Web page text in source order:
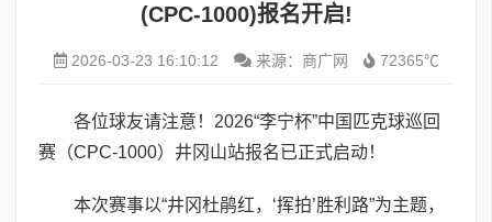
(CPC-1000)报名开启!
2026-03-23 16:10:12 来源：商广网 72365℃
各位球友请注意！2026“李宁杯”中国匹克球巡回
赛（CPC-1000）井冈山站报名已正式启动！
本次赛事以“井冈杜鹃红，‘挥拍’胜利路”为主题，